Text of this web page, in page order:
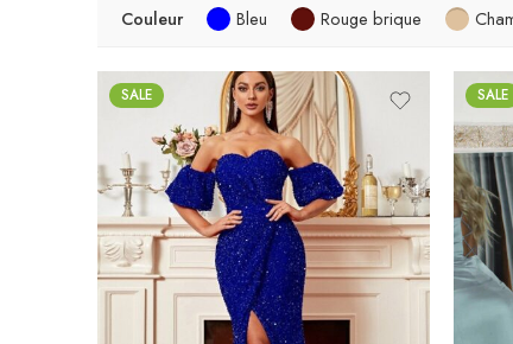
Couleur Bleu Rouge brique
SALE SALE